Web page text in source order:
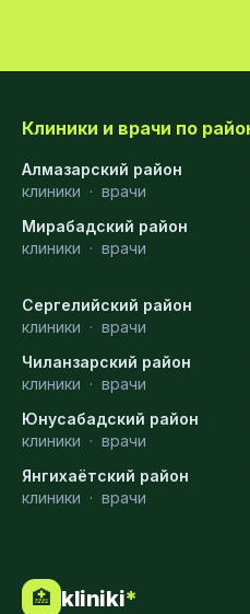
Клиники и врачи по
Алмазарский район
клиники · врачи
Мирабадский район
клиники · врачи
Сергелийский район
клиники · врачи
Чиланзарский район
клиники · врачи
Юнусабадский район
клиники · врачи
Янгихаётский район
клиники · врачи
🏥 kliniki*